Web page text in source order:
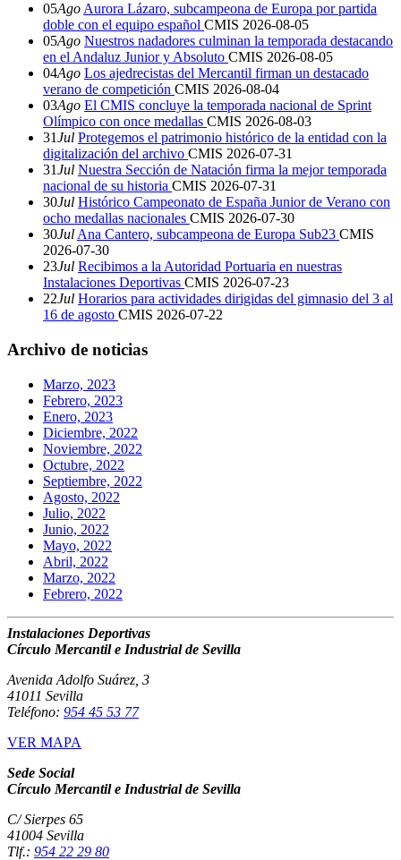
05Ago Aurora Lázaro, subcampeona de Europa por partida
doble con el equipo español CMIS 2026-08-05
05Ago Nuestros nadadores culminan la temporada destacando
en el Andaluz Junior y Absoluto CMIS 2026-08-05
04Ago Los ajedrecistas del Mercantil firman un destacado
verano de competición CMIS 2026-08-04
03Ago El CMIS concluye la temporada nacional de Sprint
Olímpico con once medallas CMIS 2026-08-03
31Jul Protegemos el patrimonio histórico de la entidad con la
digitalización del archivo CMIS 2026-07-31
31Jul Nuestra Sección de Natación firma la mejor temporada
nacional de su historia CMIS 2026-07-31
30Jul Histórico Campeonato de España Junior de Verano con
ocho medallas nacionales CMIS 2026-07-30
30Jul Ana Cantero, subcampeona de Europa Sub23 CMIS
2026-07-30
23Jul Recibimos a la Autoridad Portuaria en nuestras
Instalaciones Deportivas CMIS 2026-07-23
22Jul Horarios para actividades dirigidas del gimnasio del 3 al
16 de agosto CMIS 2026-07-22
Archivo de noticias
Marzo, 2023
Febrero, 2023
Enero, 2023
Diciembre, 2022
Noviembre, 2022
Octubre, 2022
Septiembre, 2022
Agosto, 2022
Julio, 2022
Junio, 2022
Mayo, 2022
Abril, 2022
Marzo, 2022
Febrero, 2022
Instalaciones Deportivas
Círculo Mercantil e Industrial de Sevilla
Avenida Adolfo Suárez, 3
41011 Sevilla
Teléfono: 954 45 53 77
VER MAPA
Sede Social
Círculo Mercantil e Industrial de Sevilla
C/ Sierpes 65
41004 Sevilla
Tlf.: 954 22 29 80